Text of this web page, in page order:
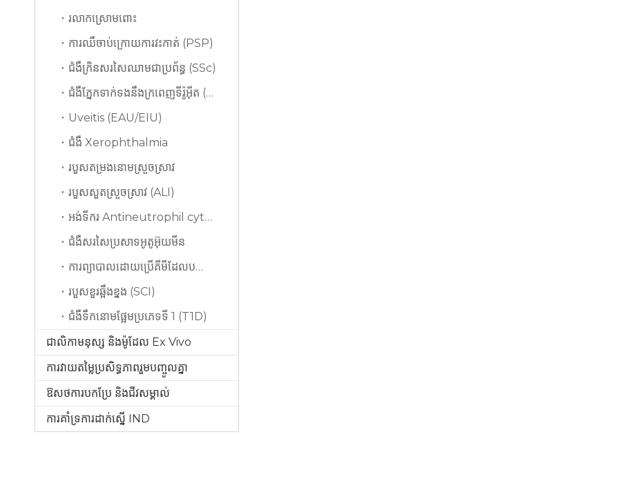
រលាកស្រោមពោះ
ការឈឺចាប់ក្រោយការវះកាត់ (PSP)
ជំងឺក្រិនសរសៃឈាមជាប្រព័ន្ធ (SSc)
ជំងឺភ្នែកទាក់ទងនឹងក្រពេញទីរ៉ូអ៊ីត (TAO)
Uveitis (EAU/EIU)
ជំងឺ Xerophthalmia
របួសតម្រងនោមស្រួចស្រាវ
របួសសួតស្រួចស្រាវ (ALI)
អង់ទីករ Antineutrophil cytoplasmic
ជំងឺសរសៃប្រសាទអូតូអ៊ុយមីន
ការព្យាបាលដោយប្រើគីមីដែលបណ្ដាលមកពីសរសៃប្រសាទគ្រឿងកុំព្យូទ័រ (CIPN)
របួសខួរឆ្អឹងខ្នង (SCI)
ជំងឺទឹកនោមផ្អែមប្រភេទទី 1 (T1D)
ជាលិកាមនុស្ស និងម៉ូដែល Ex Vivo
ការវាយតម្លៃប្រសិទ្ធភាពរួមបញ្ចូលគ្នា
ឱសថការបកប្រែ និងជីវសម្គាល់
ការគាំទ្រការដាក់ស្នើ IND